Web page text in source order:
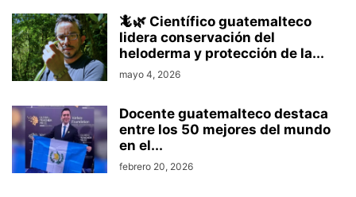
🦎🌿 Científico guatemalteco
lidera conservación del
heloderma y protección de la...
mayo 4, 2026
Docente guatemalteco destaca
entre los 50 mejores del mundo
en el...
febrero 20, 2026